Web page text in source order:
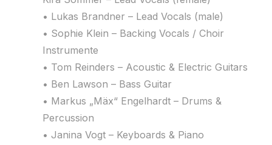
• Lukas Brandner – Lead Vocals (male)
• Sophie Klein – Backing Vocals / Choir
Instrumente
• Tom Reinders – Acoustic & Electric Guitars
• Ben Lawson – Bass Guitar
• Markus „Mäx“ Engelhardt – Drums &
Percussion
• Janina Vogt – Keyboards & Piano